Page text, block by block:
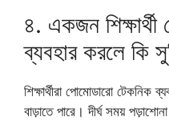
৪. একজন
ব্যবহার করলে কি
শিক্ষার্থীরা পোমোডারো
বাড়াতে পারে। দীর্ঘ সময়